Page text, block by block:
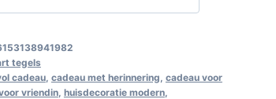
tegels
cadeau, cadeau met herinnering cadeau voor
vriendin, huisdecoratie modern,